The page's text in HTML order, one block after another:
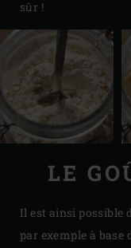
sûr !
LE
Il est ainsi possible
par exemple à base